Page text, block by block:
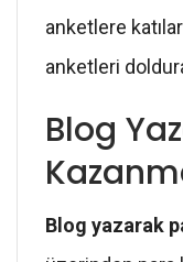
anketlere
anketleri
Blog
Blog yazarak